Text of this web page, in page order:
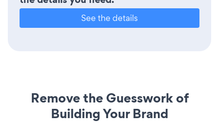
See the details
Remove the Guesswork of
Building Your Brand